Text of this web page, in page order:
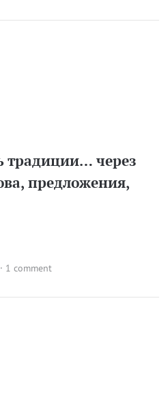
традиции… через
предложения,
· 1 comment